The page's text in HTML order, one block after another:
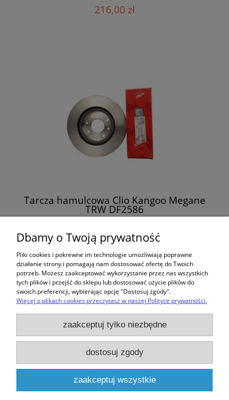
216,00 zł
Tarcza hamulcowa Clio Kangoo Megane
TRW DF2586
do koszyka
Zakupy
Pomoc
Moje konto
Informacje
Dbamy o Twoją prywatność
Pliki cookies i pokrewne im technologie umożliwiają poprawne
działanie strony i pomagają nam dostosować ofertę do Twoich
potrzeb. Możesz zaakceptować wykorzystanie przez nas wszystkich
tych plików i przejść do sklepu lub dostosować użycie plików do
swoich preferencji, wybierając opcję "Dostosuj zgody".
Więcej o plikach cookies przeczytasz w naszej Polityce prywatności.
zaakceptuj tylko niezbędne
dostosuj zgody
zaakceptuj wszystkie